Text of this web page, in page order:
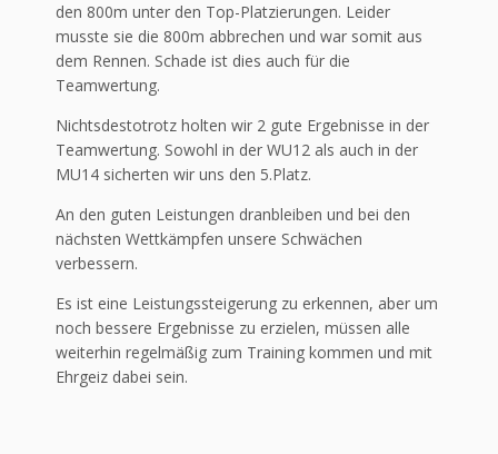
den 800m unter den Top-Platzierungen. Leider
musste sie die 800m abbrechen und war somit aus
dem Rennen. Schade ist dies auch für die
Teamwertung.
Nichtsdestotrotz holten wir 2 gute Ergebnisse in der
Teamwertung. Sowohl in der WU12 als auch in der
MU14 sicherten wir uns den 5.Platz.
An den guten Leistungen dranbleiben und bei den
nächsten Wettkämpfen unsere Schwächen
verbessern.
Es ist eine Leistungssteigerung zu erkennen, aber um
noch bessere Ergebnisse zu erzielen, müssen alle
weiterhin regelmäßig zum Training kommen und mit
Ehrgeiz dabei sein.